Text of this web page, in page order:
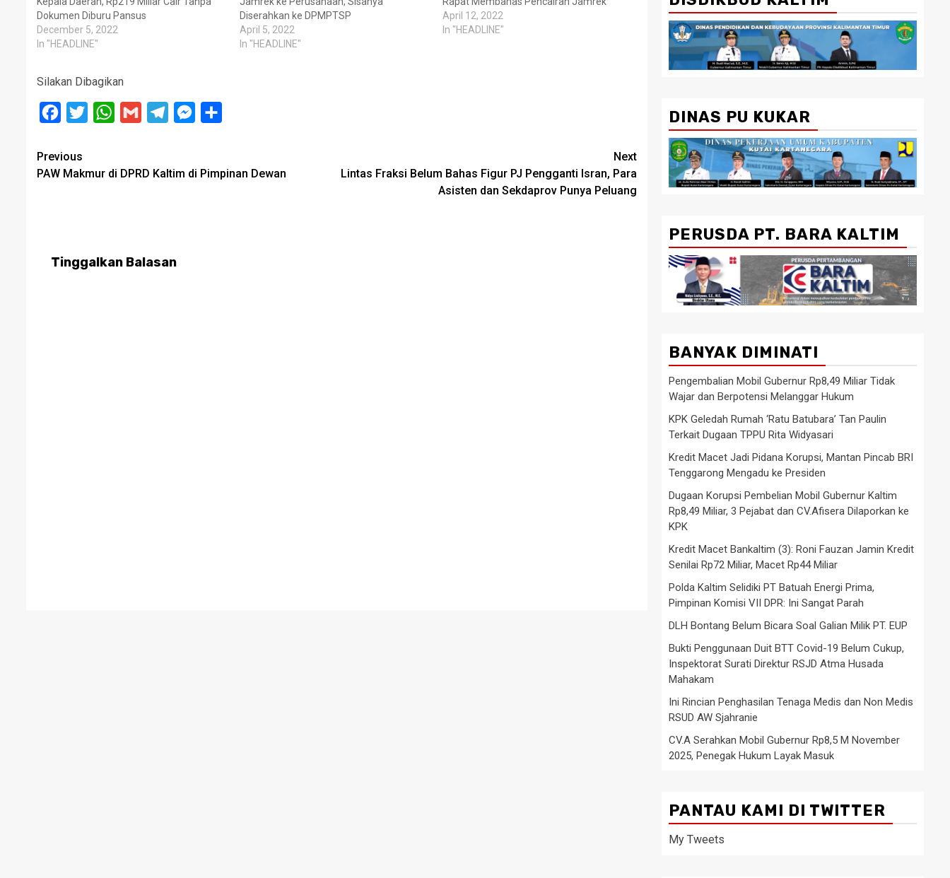
Dokumen Diburu Pansus
December 5, 2022
In "HEADLINE"
Diserahkan ke DPMPTSP
April 5, 2022
In "HEADLINE"
April 12, 2022
In "HEADLINE"
Silakan Dibagikan
Facebook
Twitter WhatsApp
Gmail TelegramMessenger
Post
navigation
Previous
PAW Makmur di DPRD Kaltim di Pimpinan Dewan
Next
Lintas Fraksi Belum Bahas Figur PJ Pengganti Isran, Para
Asisten dan Sekdaprov Punya Peluang
Tinggalkan Balasan
DINAS PU KUKAR
PERUSDA PT. BARA KALTIM
BANYAK DIMINATI
Pengembalian Mobil Gubernur Rp8,49 Miliar Tidak
Wajar dan Berpotensi Melanggar Hukum
KPK Geledah Rumah ‘Ratu Batubara’ Tan Paulin
Terkait Dugaan TPPU Rita Widyasari
Kredit Macet Jadi Pidana Korupsi, Mantan Pincab BRI
Tenggarong Mengadu ke Presiden
Dugaan Korupsi Pembelian Mobil Gubernur Kaltim
Rp8,49 Miliar, 3 Pejabat dan CV.Afisera Dilaporkan ke
KPK
Kredit Macet Bankaltim (3): Roni Fauzan Jamin Kredit
Senilai Rp72 Miliar, Macet Rp44 Miliar
Polda Kaltim Selidiki PT Batuah Energi Prima,
Pimpinan Komisi VII DPR: Ini Sangat Parah
DLH Bontang Belum Bicara Soal Galian Milik PT. EUP
Bukti Penggunaan Duit BTT Covid-19 Belum Cukup,
Inspektorat Surati Direktur RSJD Atma Husada
Mahakam
Ini Rincian Penghasilan Tenaga Medis dan Non Medis
RSUD AW Sjahranie
CV.A Serahkan Mobil Gubernur Rp8,5 M November
2025, Penegak Hukum Layak Masuk
PANTAU KAMI DI TWITTER
My Tweets